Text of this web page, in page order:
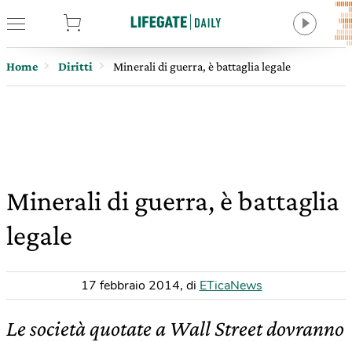
Home Diritti Minerali di guerra, è battaglia legale
Minerali di guerra, è battaglia
legale
17 febbraio 2014, di ETicaNews
Le società quotate a Wall Street dovranno